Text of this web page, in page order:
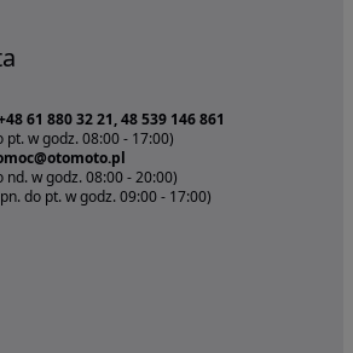
61 880 32 21, 48 539 146 861
pt. w godz. 08:00 - 17:00)
nd. w godz. 08:00 - 20:00)
do pt. w godz. 09:00 - 17:00)